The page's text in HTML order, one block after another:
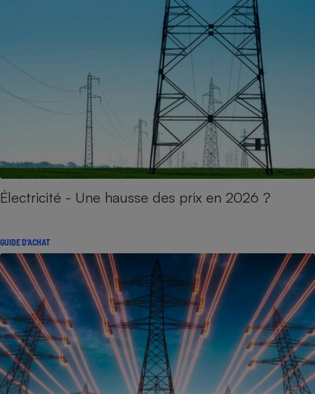
Électricité - Une hausse des prix en 2026 ?
GUIDE D'ACHAT